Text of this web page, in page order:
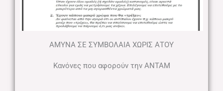
ΑΜΥΝΑ ΣΕ ΣΥΜΒΟΛΑΙΑ ΧΩΡΙΣ ΑΤΟΥ
Κανόνες που αφορούν την ΑΝΤΑΜ